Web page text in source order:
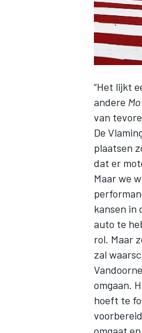
WEC
“Het lijkt
andere
van
De
plaatsen
dat er
Maar we
kansen in
auto te
rol. Maar
zal
omgaan.
hoeft te